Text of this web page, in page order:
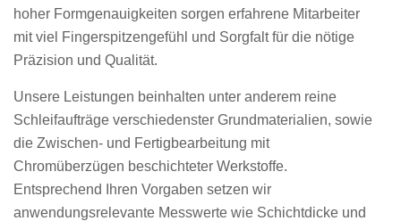
hoher Formgenauigkeiten sorgen erfahrene Mitarbeiter
mit viel Fingerspitzengefühl und Sorgfalt für die nötige
Präzision und Qualität.
Unsere Leistungen beinhalten unter anderem reine
Schleifaufträge verschiedenster Grundmaterialien, sowie
die Zwischen- und Fertigbearbeitung mit
Chromüberzügen beschichteter Werkstoffe.
Entsprechend Ihren Vorgaben setzen wir
anwendungsrelevante Messwerte wie Schichtdicke und